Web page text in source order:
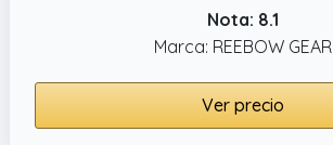
Nota: 8.1
Marca: REEBOW GEAR
Ver precio